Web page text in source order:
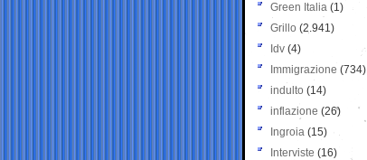
Green Italia (1)
Grillo (2.941)
Idv (4)
Immigrazione (734)
indulto (14)
inflazione (26)
Ingroia (15)
Interviste (16)